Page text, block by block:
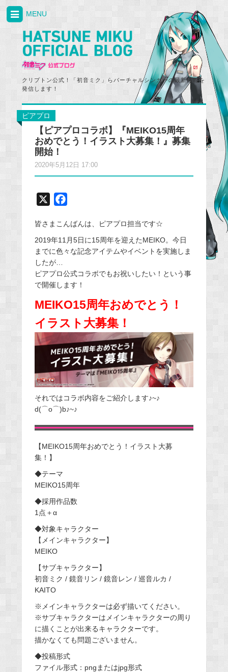
クリプトン公式！「初音ミク」らバーチャルシンガーの最新情報を
発信します！
MENU
ピアプロ
【ピアプロコラボ】『MEIKO15周年
おめでとう！イラスト大募集！』募集
開始！
2020年5月12日 17:00
c
e
b
o
皆さまこんばんは、ピアプロ担当です☆
2019年11月5日に15周年を迎えたMEIKO。今日
までに色々な記念アイテムやイベントを実施しま
したが…
ピアプロ公式コラボでもお祝いしたい！という事
で開催します！
MEIKO15周年おめでとう！
イラスト大募集！
それではコラボ内容をご紹介します♪~♪
d(⌒o⌒)b♪~♪
【MEIKO15周年おめでとう！イラスト大募
集！】
◆テーマ
MEIKO15周年
◆採用作品数
1点＋α
◆対象キャラクター
【メインキャラクター】
MEIKO
【サブキャラクター】
初音ミク / 鏡音リン / 鏡音レン / 巡音ルカ /
KAITO
※メインキャラクターは必ず描いてください。
※サブキャラクターはメインキャラクターの周り
に描くことが出来るキャラクターです。
描かなくても問題ございません。
◆投稿形式
ファイル形式：pngまたはjpg形式